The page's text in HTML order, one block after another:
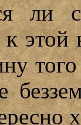
ли
этой